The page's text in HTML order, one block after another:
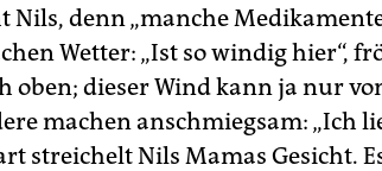
Nils, denn „manche
Wetter: „Ist so windig hier“,
oben; dieser Wind kann ja nur
machen anschmiegsam: „Ich
streichelt Nils Mamas Gesicht.